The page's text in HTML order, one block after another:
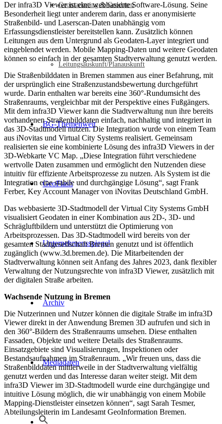
Geomarketing & Geodaten
Leitungsauskunft/Planauskunft
BG-Themenwelt
GeoFlash
Unternehmensspiegel
Archiv
Mediadaten
Der infra3D Viewer ist eine webbasierte Software-Lösung. Seine
Besonderheit liegt unter anderem darin, dass er anonymisierte
Straßenbild- und Laserscan-Daten unabhängig vom
Erfassungsdienstleister bereitstellen kann. Zusätzlich können
Leitungen aus dem Untergrund als Geodaten-Layer integriert und
eingeblendet werden. Mobile Mapping-Daten und weitere Geodaten
können so einfach in der gesamten Stadtverwaltung genutzt werden.
Die Straßenbilddaten in Bremen stammen aus einer Befahrung, mit
der ursprünglich eine Straßenzustandsbewertung durchgeführt
wurde. Darin enthalten war bereits eine 360°-Rundumsicht des
Straßenraums, vergleichbar mit der Perspektive eines Fußgängers.
Mit dem infra3D Viewer kann die Stadtverwaltung nun ihre bereits
vorhandenen Straßenbilddaten einfach, nachhaltig und integriert in
das 3D-Stadtmodell nutzen. Die Integration wurde von einem Team
aus iNovitas und Virtual City Systems realisiert. Gemeinsam
realisierten sie eine kombinierte Lösung des infra3D Viewers in der
3D-Webkarte VC Map. „Diese Integration führt verschiedene
wertvolle Daten zusammen und ermöglicht den Nutzenden diese
intuitiv für effiziente Arbeitsprozesse zu nutzen. Als System ist die
Integration eine stabile und durchgängige Lösung“, sagt Frank
Ferber, Key Account Manager von iNovitas Deutschland GmbH.
Das webbasierte 3D-Stadtmodell der Virtual City Systems GmbH
visualisiert Geodaten in einer Kombination aus 2D-, 3D- und
Schrägluftbildern und unterstützt die Optimierung von
Arbeitsprozessen. Das 3D-Stadtmodell wird bereits von der
gesamten Stadtgesellschaft Bremen genutzt und ist öffentlich
zugänglich (www.3d.bremen.de). Die Mitarbeitenden der
Stadtverwaltung können seit Anfang des Jahres 2023, dank flexibler
Verwaltung der Nutzungsrechte von infra3D Viewer, zusätzlich mit
der digitalen Straße arbeiten.
Wachsende Nutzung in Bremen
Die Nutzerinnen und Nutzer können die digitale Straße im infra3D
Viewer direkt in der Anwendung Bremen 3D aufrufen und sich in
den 360°-Bildern des Straßenraums umsehen. Diese enthalten
Fassaden, Objekte und weitere Details des Straßenraums.
Einsatzgebiete sind Visualisierungen, Inspektionen oder
Bestandsaufnahmen im Straßenraum. „Wir freuen uns, dass die
Straßenbilddaten mittlerweile in der Stadtverwaltung vielfältig
genutzt werden und das Interesse daran weiter steigt. Mit dem
infra3D Viewer im 3D-Stadtmodell wurde eine durchgängige und
intuitive Lösung möglich, die wir unabhängig von einem Mobile
Mapping-Dienstleister einsetzen können“, sagt Sarah Tesmer,
Abteilungsleiterin im Landesamt GeoInformation Bremen.